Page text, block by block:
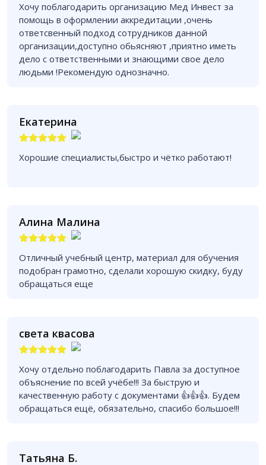
Хочу поблагодарить организацию Мед Инвест за
помощь в оформлении аккредитации ,очень
ответсвенный подход сотрудников данной
организации,доступно обьясняют ,приятно иметь
дело с ответственными и знающими свое дело
людьми !Рекомендую однозначно.
Екатерина
Хорошие специалисты,быстро и чётко работают!
Алина Малина
Отличный учебный центр, материал для обучения
подобран грамотно, сделали хорошую скидку, буду
обращаться еще
света квасова
Хочу отдельно поблагодарить Павла за доступное
объяснение по всей учёбе!!! За быструю и
качественную работу с документами 👍👍👍. Будем
обращаться ещё, обязательно, спасибо большое!!!
Татьяна Б.